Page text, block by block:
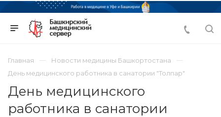
Главная
Новости медицины Башкортостана
День медицинского работника в санатории "Толпар"
День медицинского
работника в санатории